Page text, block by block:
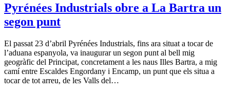
Pyrénées Industrials obre a La Bartra un
segon punt
El passat 23 d’abril Pyrénées Industrials, fins ara situat a tocar de
l’aduana espanyola, va inaugurar un segon punt al bell mig
geogràfic del Principat, concretament a les naus Illes Bartra, a mig
camí entre Escaldes Engordany i Encamp, un punt que els situa a
tocar de tot arreu, de les Valls del…